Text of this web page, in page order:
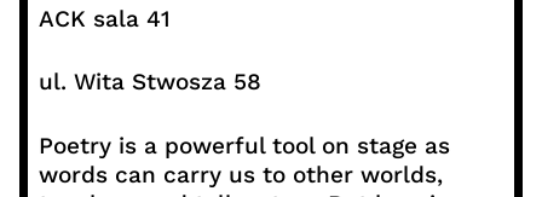
ACK sala 41
ul. Wita Stwosza 58
Poetry is a powerful tool on stage as
words can carry us to other worlds,